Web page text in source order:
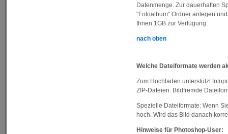
Datenmenge. Zur dauerhaften
"Fotoalbum" Ordner anlegen
Ihnen 1GB zur Verfügung.
nach oben
Welche Dateiformate werden
Zum Hochladen unterstützt
ZIP-Dateien. Bildfremde
Spezielle Dateiformate: Wenn
hoch. Wird das Bild danach
Hinweise für Photoshop-User: